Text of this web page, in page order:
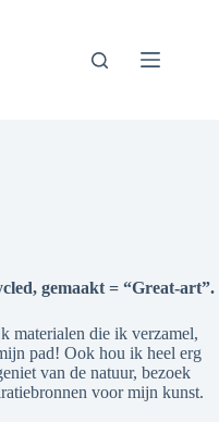
gemaakt = “Great-art”.
materialen die ik verzamel,
pad! Ook hou ik heel erg
van de natuur, bezoek
voor mijn kunst.